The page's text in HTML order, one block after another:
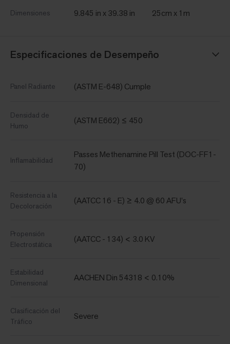
Dimensiones 9.845 in x 39.38 in 25cm x 1m
Especificaciones de Desempeño
Panel Radiante (ASTM E-648) Cumple
Densidad de
Humo
(ASTM E662) ≤ 450
Inflamabilidad
Passes Methenamine Pill Test (DOC-FF1-
70)
Resistencia a la
Decoloración
(AATCC 16 - E) ≥ 4.0 @ 60 AFU's
Propensión
Electrostática
(AATCC - 134) < 3.0 KV
Estabilidad
Dimensional
AACHEN Din 54318 < 0.10%
Clasificación del
Tráfico
Severe